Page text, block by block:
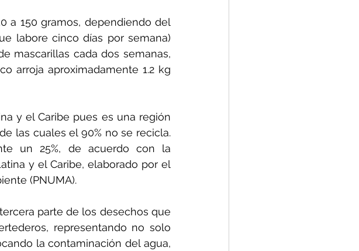
a 150 gramos, dependiendo del
labore cinco días por semana)
mascarillas cada dos semanas,
arroja aproximadamente 1.2 kg
y el Caribe pues es una región
las cuales el 90% no se recicla.
un 25%, de acuerdo con la
y el Caribe, elaborado por el
(PNUMA).
parte de los desechos que
representando no solo
la contaminación del agua,